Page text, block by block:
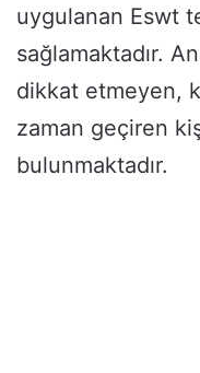
uygulanan Eswt
sağlamaktadır.
dikkat etmeyen,
zaman geçiren
bulunmaktadır.